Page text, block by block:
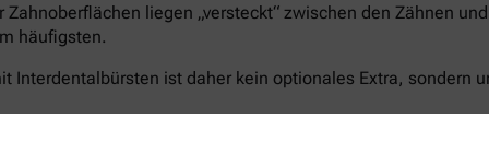
liegen „versteckt“ zwischen den Zähnen
häufigsten.
Interdentalbürsten ist daher kein optionales Extra, sondern